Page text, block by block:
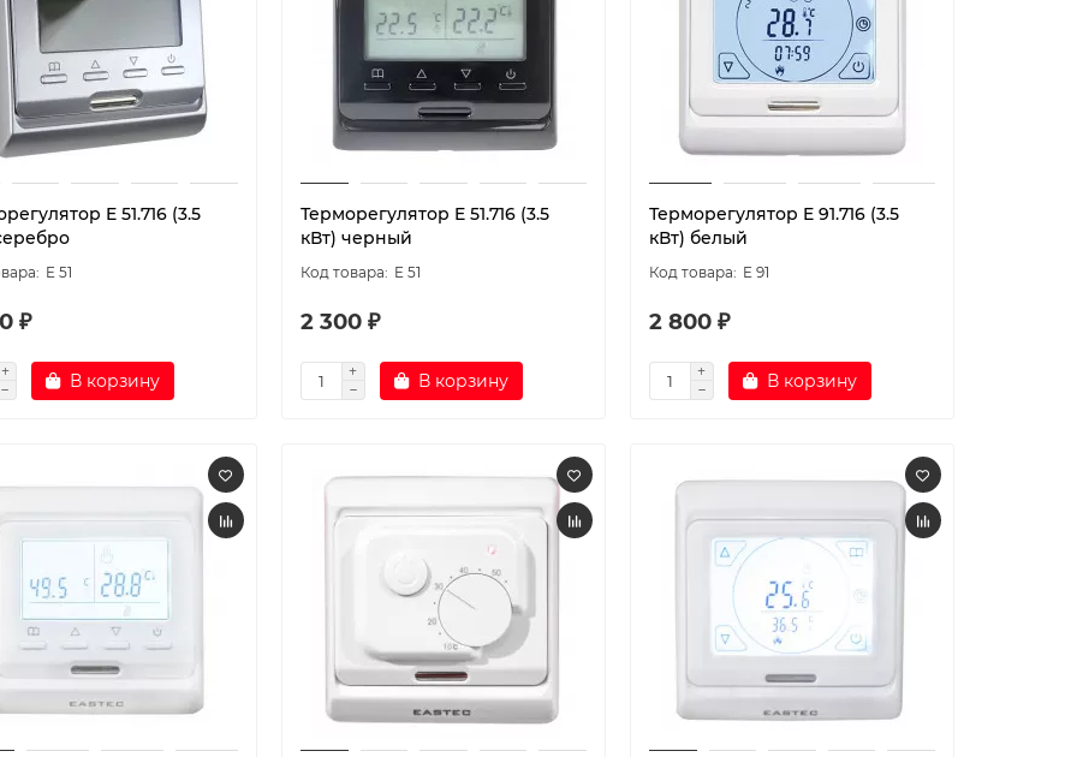
E 51.716 (3.5
E 51
₽
В корзину
Терморегулятор E 51.716 (3.5
кВт) черный
E 51
2 300 ₽
В корзину
Терморегулятор E 91.716 (3.5
кВт) белый
E 91
2 800 ₽
В корзину